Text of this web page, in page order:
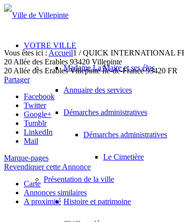
VOTRE VILLE
Madame La Maire et ses élus
Annuaire des services
Démarches administratives
Démarches administratives
Le Cimetière
Présentation de la ville
Histoire et patrimoine
Vous êtes ici : Accueil1 / QUICK INTERNATIONAL
20 Allée des Erables 93420 Villepinte
20 Allée des Erables Villepinte Île-de-France 93420 FR
Partager
Facebook
Twitter
Google+
Tumblr
LinkedIn
Mail
Marque-pages
Revendiquer cette Annonce
Carte
Annonces similaires
A proximité